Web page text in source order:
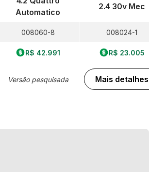
Automatico
008060-8
R$ 42.991
Versão pesquisada
2.4 30v Mec
008024-1
R$ 23.005
Mais detalhes